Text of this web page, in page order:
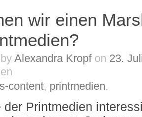
wir einen
Alexandra Kropf on 23.
content, printmedien.
der Printmedien